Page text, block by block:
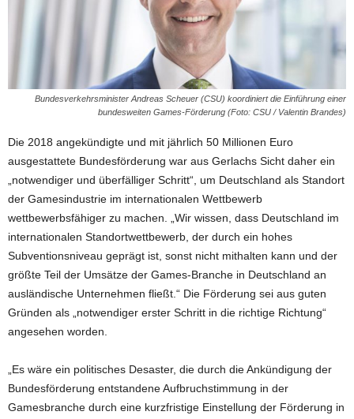
Bundesverkehrsminister Andreas Scheuer (CSU) koordiniert die Einführung einer
bundesweiten Games-Förderung (Foto: CSU / Valentin Brandes)
Die 2018 angekündigte und mit jährlich 50 Millionen Euro
ausgestattete Bundesförderung war aus Gerlachs Sicht daher ein
„notwendiger und überfälliger Schritt“, um Deutschland als Standort
der Gamesindustrie im internationalen Wettbewerb
wettbewerbsfähiger zu machen. „Wir wissen, dass Deutschland im
internationalen Standortwettbewerb, der durch ein hohes
Subventionsniveau geprägt ist, sonst nicht mithalten kann und der
größte Teil der Umsätze der Games-Branche in Deutschland an
ausländische Unternehmen fließt.“ Die Förderung sei aus guten
Gründen als „notwendiger erster Schritt in die richtige Richtung“
angesehen worden.
„Es wäre ein politisches Desaster, die durch die Ankündigung der
Bundesförderung entstandene Aufbruchstimmung in der
Gamesbranche durch eine kurzfristige Einstellung der Förderung in